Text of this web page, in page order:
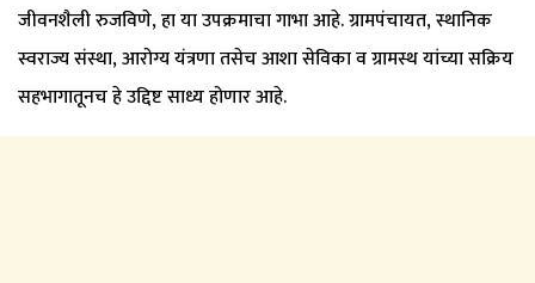
जीवनशैली रुजविणे, हा या उपक्रमाचा गाभा आहे. ग्रामपंचायत, स्थानिक
स्वराज्य संस्था, आरोग्य यंत्रणा तसेच आशा सेविका व ग्रामस्थ यांच्या सक्रिय
सहभागातूनच हे उद्दिष्ट साध्य होणार आहे.